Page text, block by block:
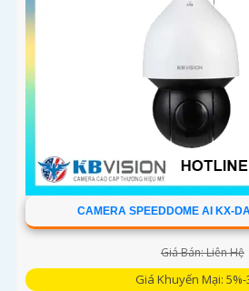
CAMERA SPEEDDOME AI KX-
Giá Bán: Liên Hệ
Giá Khuyến Mại: 5%-